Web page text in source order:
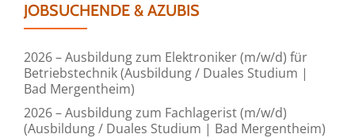
JOBSUCHENDE & AZUBIS
2026 – Ausbildung zum Elektroniker (m/w/d) für
Betriebstechnik (Ausbildung / Duales Studium |
Bad Mergentheim)
2026 – Ausbildung zum Fachlagerist (m/w/d)
(Ausbildung / Duales Studium | Bad Mergentheim)